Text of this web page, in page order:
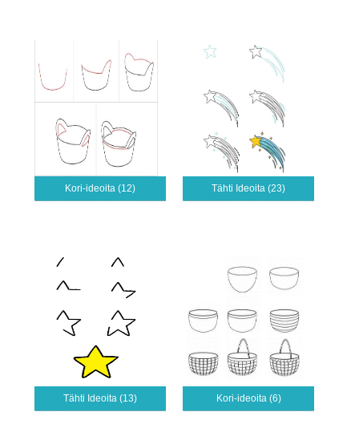
Kori-ideoita (12) Tähti Ideoita (23)
Tähti Ideoita (13) Kori-ideoita (6)